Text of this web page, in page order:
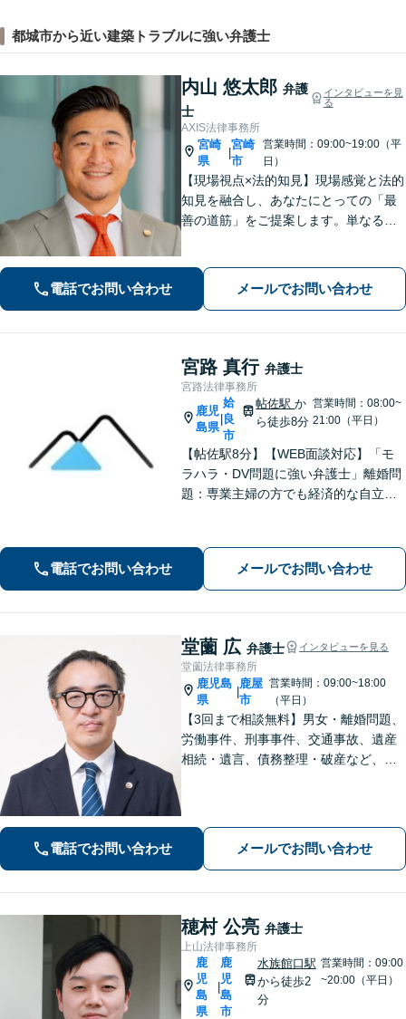
都城市から近い建築トラブルに強い弁護士
内山 悠太郎 弁護
士
インタビューを見
る
AXIS法律事務所
宮崎
県
|
宮崎
市
営業時間：09:00~19:00（平
日）
【現場視点×法的知見】現場感覚と法的
知見を融合し、あなたにとっての「最
善の道筋」をご提案します。単なるリ
に、確かな指針を。お気軽にご相談く
電話でお問い合わせ メールでお問い合わせ
宮路 真行 弁護士
宮路法律事務所
鹿児
島県
姶
良
市
帖佐駅か
ら徒歩8分
営業時間：08:00~
21:00（平日）
【帖佐駅8分】【WEB面談対応】「モ
ラハラ・DV問題に強い弁護士」離婚問
題：専業主婦の方でも経済的な自立に
の返済に追われる自転車操業状態の方
もご相談ください」【休日・夜間相談
可】
電話でお問い合わせ メールでお問い合わせ
堂薗 広 弁護士 インタビューを見る
堂薗法律事務所
鹿児島
県
|
鹿屋
市
営業時間：09:00~18:00
（平日）
【3回まで相談無料】男女・離婚問題、
労働事件、刑事事件、交通事故、遺産
相続・遺言、債務整理・破産など、幅
ご相談ください。
電話でお問い合わせ メールでお問い合わせ
穂村 公亮 弁護士
上山法律事務所
鹿
児
島
県
|
鹿
児
島
市
水族館口駅
から徒歩2
分
営業時間：09:00
~20:00（平日）